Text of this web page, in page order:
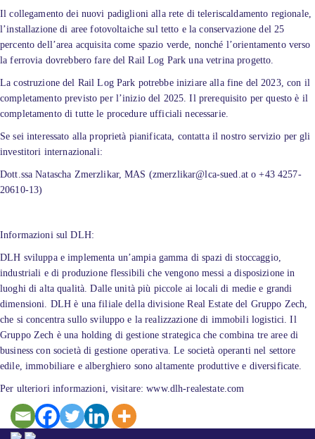
Il collegamento dei nuovi padiglioni alla rete di teleriscaldamento regionale,
l’installazione di aree fotovoltaiche sul tetto e la conservazione del 25
percento dell’area acquisita come spazio verde, nonché l’orientamento verso
la ferrovia dovrebbero fare del Rail Log Park una vetrina progetto.
La costruzione del Rail Log Park potrebbe iniziare alla fine del 2023, con il
completamento previsto per l’inizio del 2025. Il prerequisito per questo è il
completamento di tutte le procedure ufficiali necessarie.
Se sei interessato alla proprietà pianificata, contatta il nostro servizio per gli
investitori internazionali:
Dott.ssa Natascha Zmerzlikar, MAS (zmerzlikar@lca-sued.at o +43 4257-
20610-13)
Informazioni sul DLH:
DLH sviluppa e implementa un’ampia gamma di spazi di stoccaggio,
industriali e di produzione flessibili che vengono messi a disposizione in
luoghi di alta qualità. Dalle unità più piccole ai locali di medie e grandi
dimensioni. DLH è una filiale della divisione Real Estate del Gruppo Zech,
che si concentra sullo sviluppo e la realizzazione di immobili logistici. Il
Gruppo Zech è una holding di gestione strategica che combina tre aree di
business con società di gestione operativa. Le società operanti nel settore
edile, immobiliare e alberghiero sono altamente produttive e diversificate.
Per ulteriori informazioni, visitare: www.dlh-realestate.com